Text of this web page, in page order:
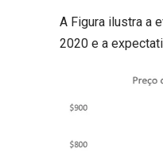
A Figura ilustra a
2020 e a